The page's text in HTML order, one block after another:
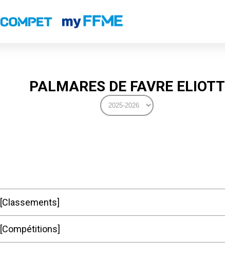
PALMARES DE FAVRE ELIOTT
Classements
Compétitions